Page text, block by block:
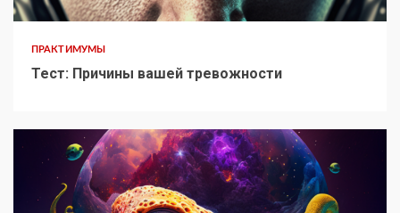
ПРАКТИМУМЫ
Тест: Причины вашей тревожности